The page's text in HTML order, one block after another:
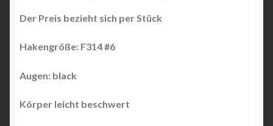
Der Preis bezieht sich per Stück
Hakengröße: F314 #6
Augen: black
Körper leicht beschwert